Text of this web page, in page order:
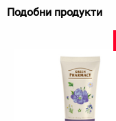
Подобни продукти